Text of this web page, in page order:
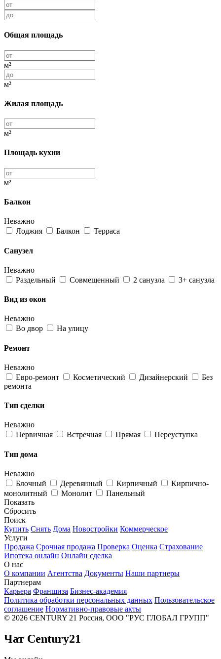
Общая площадь
м²
м²
Жилая площадь
м²
Площадь кухни
м²
Балкон
Неважно
Лоджия
Балкон Терраса
Санузел
Неважно
Раздельный
Совмещенный 2 санузла 3+ санузла
Вид из окон
Неважно
Во двор
На улицу
Ремонт
Неважно
Евро-ремонт
Косметический Дизайнерский
Без
ремонта
Тип сделки
Неважно
Первичная
Встречная Прямая Переуступка
Тип дома
Неважно
Блочный
Деревянный Кирпичный
Кирпично-
монолитный
Монолит
Панельный
Показать
Сбросить
Поиск
Купить Снять Дома Новостройки Коммерческое
Услуги
Продажа Срочная продажа Проверка Оценка Страхование
Ипотека онлайн Онлайн сделка
О нас
О компании Агентства Документы Наши партнеры
Партнерам
Карьера Франшиза Бизнес-академия
Политика обработки персональных данных Пользовательское
соглашение Нормативно-правовые акты
© 2026 CENTURY 21 Россия, ООО "РУС ГЛОБАЛ ГРУПП"
Чат Century21